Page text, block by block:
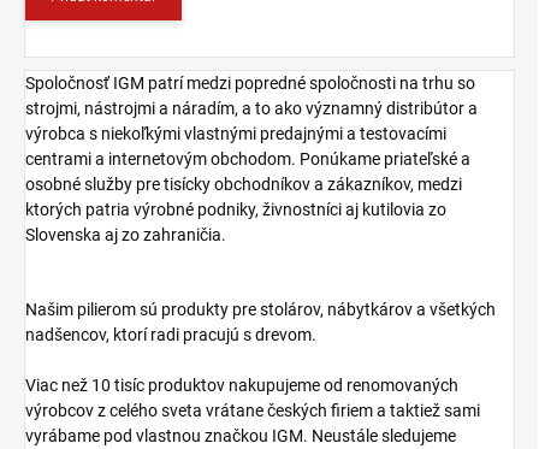
Spoločnosť IGM patrí medzi popredné spoločnosti na trhu so
strojmi, nástrojmi a náradím, a to ako významný distribútor a
výrobca s niekoľkými vlastnými predajnými a testovacími
centrami a internetovým obchodom. Ponúkame priateľské a
osobné služby pre tisícky obchodníkov a zákazníkov, medzi
ktorých patria výrobné podniky, živnostníci aj kutilovia zo
Slovenska aj zo zahraničia.
Našim pilierom sú produkty pre stolárov, nábytkárov a všetkých
nadšencov, ktorí radi pracujú s drevom.
Viac než 10 tisíc produktov nakupujeme od renomovaných
výrobcov z celého sveta vrátane českých firiem a taktiež sami
vyrábame pod vlastnou značkou IGM. Neustále sledujeme